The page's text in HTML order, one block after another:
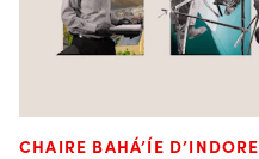
CHAIRE BAHÁ’ÍE D’INDORE